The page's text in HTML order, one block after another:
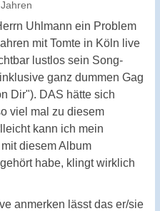
Uhlmann ein Problem
mit Tomte in Köln live
lustlos sein Song-
ganz dummen Gag
Dir"). DAS hätte sich
viel mal zu diesem
kann ich mein
diesem Album
habe, klingt wirklich
anmerken lässt das er/sie